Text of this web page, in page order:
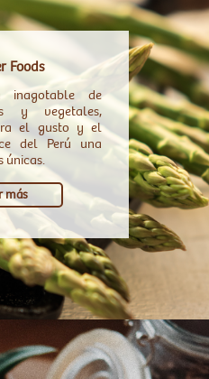
Foods
inagotable de
y vegetales,
el gusto y el
del Perú una
únicas.
más